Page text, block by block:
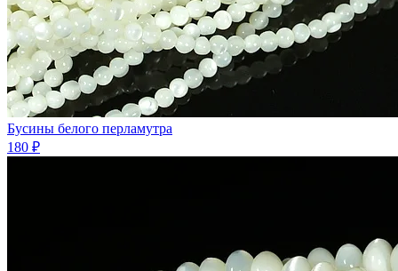
Бусины белого перламутра
180 ₽